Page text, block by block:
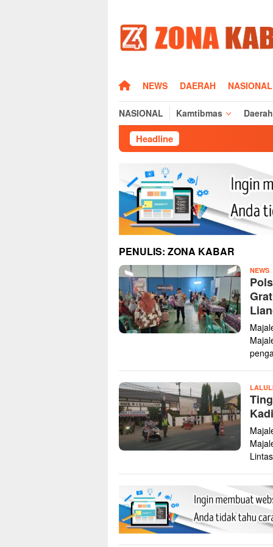
konten
HOMENEWS DAERAH NASIONAL
NASIONAL Kamtibmas Daerah
Headline
PENULIS: ZONA KABAR
NEWS
Lintas